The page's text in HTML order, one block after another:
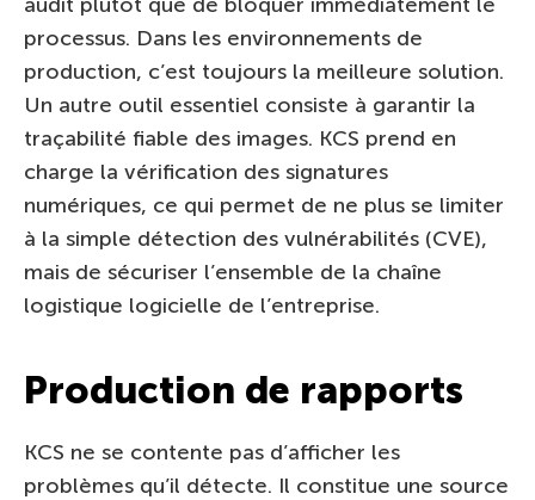
processus. Dans les environnements de
production, c’est toujours la meilleure solution.
Un autre outil essentiel consiste à garantir la
traçabilité fiable des images. KCS prend en
charge la vérification des signatures
numériques, ce qui permet de ne plus se limiter
à la simple détection des vulnérabilités (CVE),
mais de sécuriser l’ensemble de la chaîne
logistique logicielle de l’entreprise.
Production de rapports
KCS ne se contente pas d’afficher les
problèmes qu’il détecte. Il constitue une source